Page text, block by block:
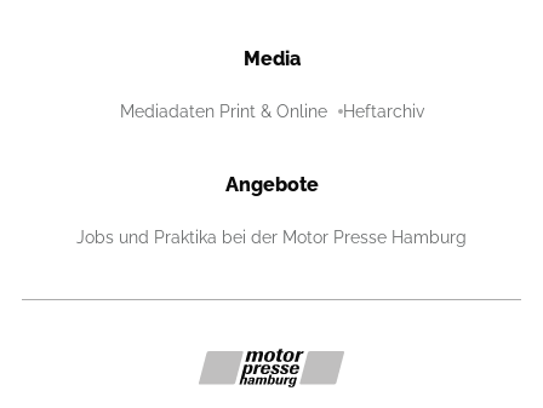
Media
Mediadaten Print & Online Heftarchiv
Angebote
Jobs und Praktika bei der Motor Presse Hamburg